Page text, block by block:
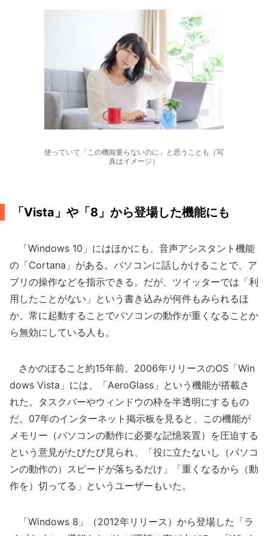
使っていて「この機能要らないのに」と思うことも（写
真はイメージ）
「Vista」や「8」から登場した機能にも
「Windows 10」にはほかにも、音声アシスタント機能
の「Cortana」がある。パソコンに話しかけることで、ア
プリの操作などを指示できる。だが、ツイッターでは「利
用したことがない」という書き込みが何件もみられるほ
か、常に起動することでパソコンの動作が重くなることか
ら無効にしている人も。
さかのぼること約15年前。2006年リリースのOS「Win
dows Vista」には、「AeroGlass」という機能が搭載さ
れた。タスクバーやウィンドウの枠を半透明にするもの
だ。07年のインターネット掲示板を見ると、この機能が
メモリー（パソコンの動作に必要な記憶装置）を圧迫する
という意見がたびたび見られ、「役に立たないし（パソコ
ンの動作の）スピードが落ちるだけ」「重くなるから（動
作を）切ってる」というユーザーもいた。
「Windows 8」（2012年リリース）から登場した「ラ